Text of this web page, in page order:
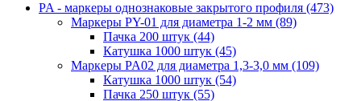
PA - маркеры однознаковые закрытого профиля (473)
Маркеры PY-01 для диаметра 1-2 мм (89)
Пачка 200 штук (44)
Катушка 1000 штук (45)
Маркеры PA02 для диаметра 1,3-3,0 мм (109)
Катушка 1000 штук (54)
Пачка 250 штук (55)